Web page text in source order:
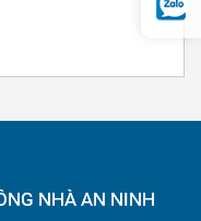
NHÀ AN NINH